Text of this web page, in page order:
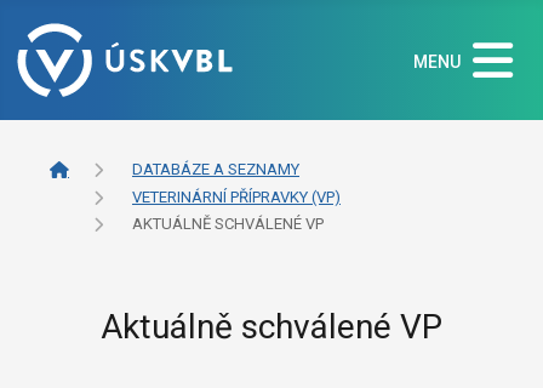
MENU
DATABÁZE A SEZNAMY
VETERINÁRNÍ PŘÍPRAVKY (VP)
AKTUÁLNĚ SCHVÁLENÉ VP
Aktuálně schválené VP